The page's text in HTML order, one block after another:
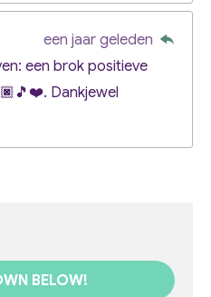
een jaar geleden
een brok positieve
Dankjewel
BELOW!